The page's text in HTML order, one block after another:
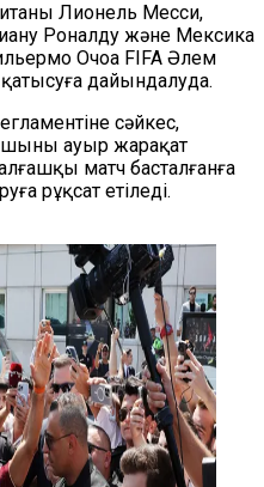
Лионель Месси,
Роналду және Мексика
Очоа FIFA Әлем
дайындалуда.
сәйкес,
ауыр жарақат
матч басталғанға
рұқсат етіледі.